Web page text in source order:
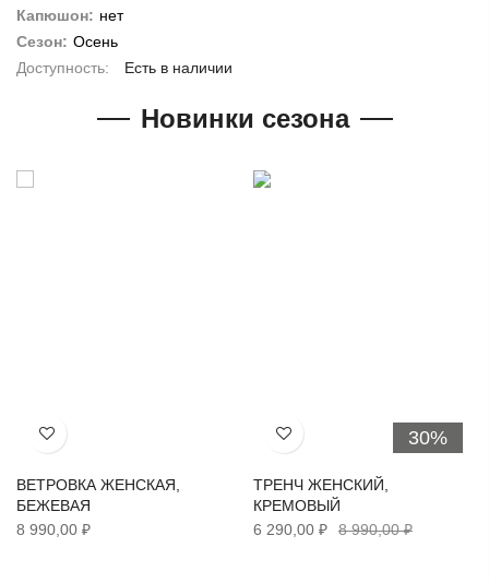
Капюшон: нет
Сезон: Осень
Есть в наличии
Новинки сезона
Хочу!
ВЕТРОВКА ЖЕНСКАЯ,
БЕЖЕВАЯ
8 990,00 ₽
30%
Хочу!
ТРЕНЧ ЖЕНСКИЙ,
КРЕМОВЫЙ
6 290,00 ₽
8 990,00 ₽